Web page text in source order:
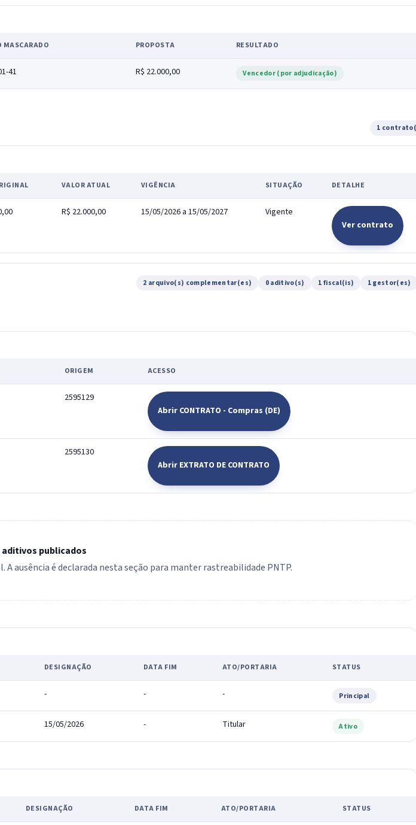
MASCARADO PROPOSTA RESULTADO
41 R$ 22.000,00 Vencedor (por adjudicação)
1
VALOR ATUAL VIGÊNCIA SITUAÇÃO DETALHE
R$ 22.000,00 15/05/2026 a 15/05/2027
Vigente
Ver contrato
2 arquivo(s) complementar(es) 0 aditivo(s) 1 fiscal(is) 1 gestor(es)
ORIGEM ACESSO
2595129
Abrir CONTRATO - Compras (DE)
2595130
Abrir EXTRATO DE CONTRATO
aditivos publicados
ausência é declarada nesta seção para manter rastreabilidade PNTP.
DESIGNAÇÃO DATA FIM ATO/PORTARIA STATUS
- - - Principal
15/05/2026 - Titular Ativo
DESIGNAÇÃO DATA FIM ATO/PORTARIA STATUS